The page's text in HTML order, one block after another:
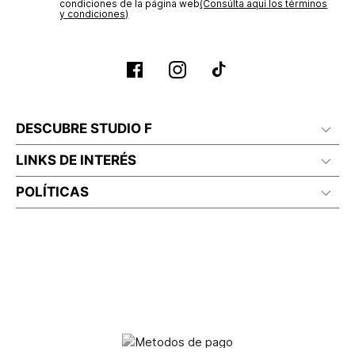
condiciones de la página web‎(Consúlta aquí los términos
y condiciones)
DESCUBRE STUDIO F
LINKS DE INTERÉS
POLÍTICAS